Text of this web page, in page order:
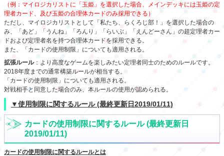
（例：マイロジカリストに「玉姫」を選択した場合、メインデッキには玉姫の定
理者カード、及び玉姫の合理体カードのみ採用できる）
ただし、マイロジカリストとして「私たち、らくろじ部！」を選択した場合の
み、「あど」「うんね」「ろんり」「らいぶ」「えんどーさん」の超定理者カー
ドおよび定理者名を持つ合理体カードを採用できる。
また、「カードの使用制限」についても適用される。
拡張ルール：より高度なゲームを楽しみたい定理者同士のためのルールです。
2018年度までの通常構築ルールが相当する。
「カードの使用制限」についても適用される。
対戦相手と同意した場合のみ、本ルールの使用が認められる。
▼使用制限に関するルール (最終更新日2019/01/11)
カードの使用制限に関するルール (最終更新日
2019/01/11)
カードの使用制限に関するルールとは